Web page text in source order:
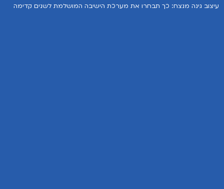
עיצוב גינה מנצח: כך תבחרו את מערכת הישיבה המושלמת לשנים קדימה